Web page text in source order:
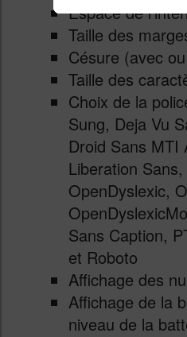
Espace de
Taille des
Césure (avec
Taille des
Choix de la
Sung, Deja Vu
Droid Sans MTI
Liberation
OpenDyslexic,
Sans Caption,
et Roboto
Affichage des
Affichage de la
niveau de la